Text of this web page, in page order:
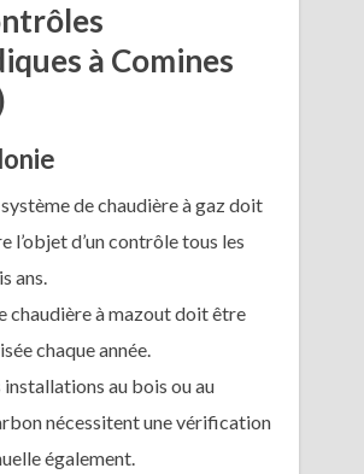
à Comines
de chaudière à gaz doit
l’objet d’un contrôle tous les
ans.
chaudière à mazout doit être
chaque année.
installations au bois ou au
nécessitent une vérification
également.